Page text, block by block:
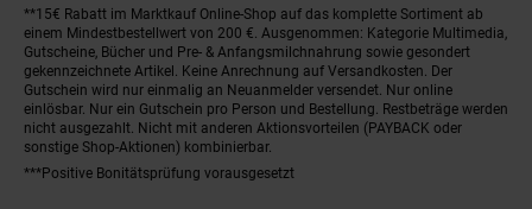
**15€ Rabatt im Marktkauf Online-Shop auf das komplette Sortiment ab
einem Mindestbestellwert von 200 €. Ausgenommen: Kategorie Multimedia,
Gutscheine, Bücher und Pre- & Anfangsmilchnahrung sowie gesondert
gekennzeichnete Artikel. Keine Anrechnung auf Versandkosten. Der
Gutschein wird nur einmalig an Neuanmelder versendet. Nur online
einlösbar. Nur ein Gutschein pro Person und Bestellung. Restbeträge werden
nicht ausgezahlt. Nicht mit anderen Aktionsvorteilen (PAYBACK oder
sonstige Shop-Aktionen) kombinierbar.
***Positive Bonitätsprüfung vorausgesetzt